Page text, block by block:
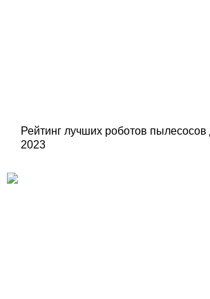
Рейтинг лучших роботов пылесосов
2023